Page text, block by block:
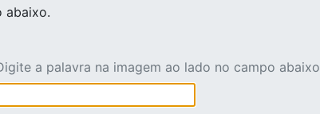
abaixo.
a palavra na imagem ao lado no campo abaixo